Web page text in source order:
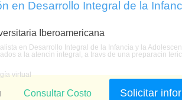
en Desarrollo Integral de la
Iberoamericana
en Desarrollo Integral de la Infancia y la
a la atencin integral, a travs de una preparacin
virtual
Solicitar
Consultar Costo